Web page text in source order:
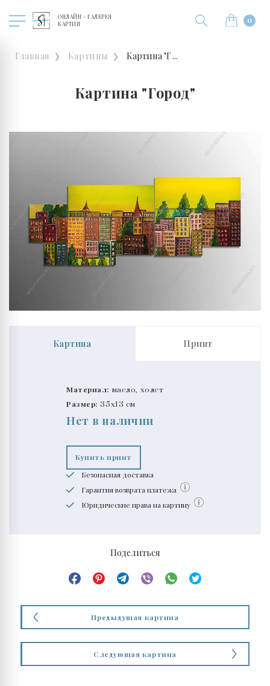
ОНЛАЙН - ГАЛЕРЕЯ
КАРТИН
0
Главная Картины Картина "Г ...
Картина "Город"
Картина Принт
Материал: масло, холст
Размер: 35x13 см
Нет в наличии
Купить принт
Безопасная доставка
Гарантия возврата платежа
Юридические права на картину
Поделиться
Предыдущая картина
Следующая картина